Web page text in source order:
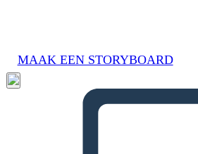
MAAK EEN STORYBOARD